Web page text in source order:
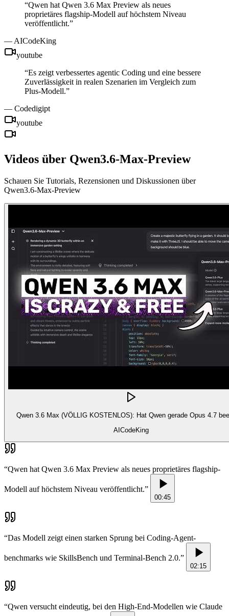
“Qwen hat Qwen 3.6 Max Preview als neues
proprietäres flagship-Modell auf höchstem Niveau
veröffentlicht.”
— AICodeKing
youtube
“Es zeigt verbessertes agentic Coding und eine bessere
Zuverlässigkeit in realen Szenarien im Vergleich zum
Plus-Modell.”
— Codedigipt
youtube
Videos über Qwen3.6-Max-Preview
Schauen Sie Tutorials, Rezensionen und Diskussionen über
Qwen3.6-Max-Preview
Qwen 3.6 Max (VÖLLIG KOSTENLOS): Hat Qwen gerade Opus 4.7
AICodeKing
“Qwen hat Qwen 3.6 Max Preview als neues proprietäres flagship-
Modell auf höchstem Niveau veröffentlicht.”
00:45
“Das Modell zeigt einen starken Sprung bei Coding-Agent-
benchmarks wie SkillsBench und Terminal-Bench 2.0.”
02:15
“Qwen versucht eindeutig, bei den High-End-Modellen wie Claude